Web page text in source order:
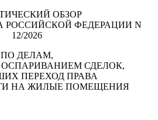
ОБЗОР
РОССИЙСКОЙ ФЕДЕРАЦИИ N
12/2026
ПО ДЕЛАМ,
СДЕЛОК,
ПЕРЕХОД ПРАВА
НА ЖИЛЫЕ ПОМЕЩЕНИЯ